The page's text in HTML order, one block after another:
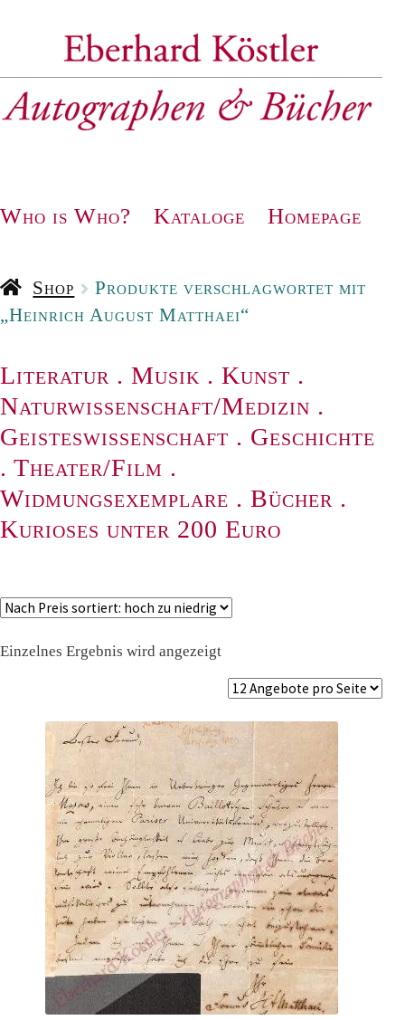
Navigation
Who is Who? Kataloge Homepage
Shop
Produkte verschlagwortet mit
„Heinrich August Matthaei“
Literatur . Musik . Kunst .
Naturwissenschaft/Medizin .
Geisteswissenschaft . Geschichte
. Theater/Film .
Widmungsexemplare . Bücher .
Kurioses unter 200 Euro
Einzelnes Ergebnis wird angezeigt